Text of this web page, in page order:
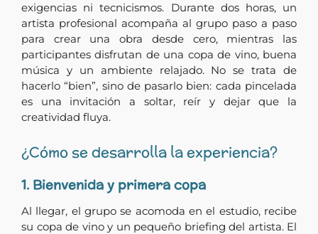
exigencias ni tecnicismos. Durante dos horas, un
artista profesional acompaña al grupo paso a paso
para crear una obra desde cero, mientras las
participantes disfrutan de una copa de vino, buena
música y un ambiente relajado. No se trata de
hacerlo “bien”, sino de pasarlo bien: cada pincelada
es una invitación a soltar, reír y dejar que la
creatividad fluya.
¿Cómo se desarrolla la experiencia?
1. Bienvenida y primera copa
Al llegar, el grupo se acomoda en el estudio, recibe
su copa de vino y un pequeño briefing del artista. El